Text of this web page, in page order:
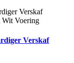
Verskaf